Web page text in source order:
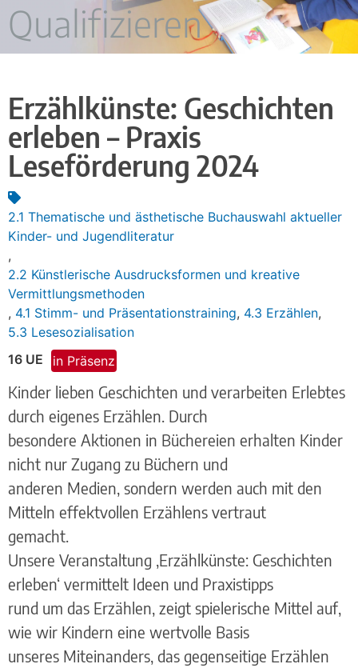
Qualifizieren
Erzählkünste: Geschichten
erleben – Praxis
Leseförderung 2024
2.1 Thematische und ästhetische Buchauswahl aktueller
Kinder- und Jugendliteratur
,
2.2 Künstlerische Ausdrucksformen und kreative
Vermittlungsmethoden
, 4.1 Stimm- und Präsentationstraining, 4.3 Erzählen,
5.3 Lesesozialisation
16 UE
in Präsenz
Kinder lieben Geschichten und verarbeiten Erlebtes
durch eigenes Erzählen. Durch
besondere Aktionen in Büchereien erhalten Kinder
nicht nur Zugang zu Büchern und
anderen Medien, sondern werden auch mit den
Mitteln effektvollen Erzählens vertraut
gemacht.
Unsere Veranstaltung ‚Erzählkünste: Geschichten
erleben‘ vermittelt Ideen und Praxistipps
rund um das Erzählen, zeigt spielerische Mittel auf,
wie wir Kindern eine wertvolle Basis
unseres Miteinanders, das gegenseitige Erzählen